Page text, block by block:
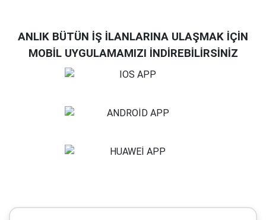
ANLIK BÜTÜN İŞ İLANLARINA ULAŞMAK İÇİN
MOBİL UYGULAMAMIZI İNDİREBİLİRSİNİZ